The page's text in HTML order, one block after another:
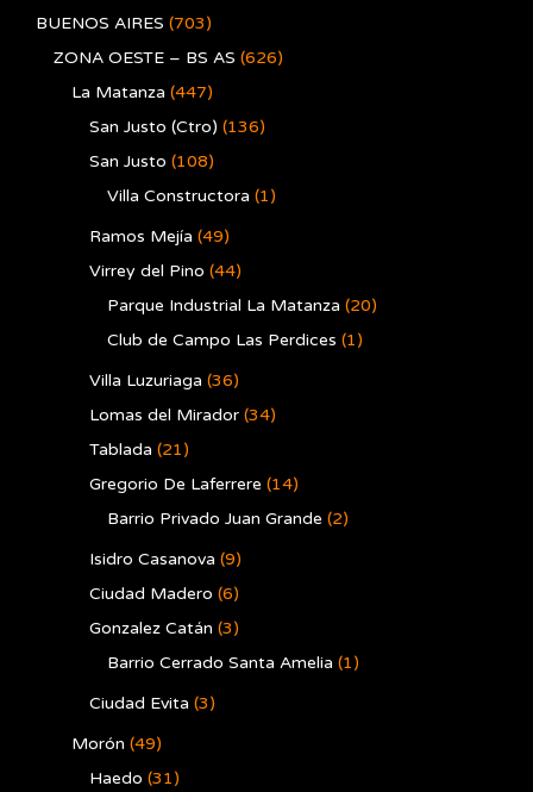
BUENOS AIRES (703)
ZONA OESTE – BS AS (626)
La Matanza (447)
San Justo (Ctro) (136)
San Justo (108)
Villa Constructora (1)
Ramos Mejía (49)
Virrey del Pino (44)
Parque Industrial La Matanza (20)
Club de Campo Las Perdices (1)
Villa Luzuriaga (36)
Lomas del Mirador (34)
Tablada (21)
Gregorio De Laferrere (14)
Barrio Privado Juan Grande (2)
Isidro Casanova (9)
Ciudad Madero (6)
Gonzalez Catán (3)
Barrio Cerrado Santa Amelia (1)
Ciudad Evita (3)
Morón (49)
Haedo (31)